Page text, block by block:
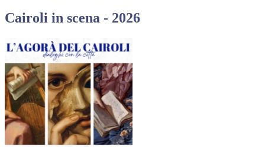
Cairoli in scena - 2026